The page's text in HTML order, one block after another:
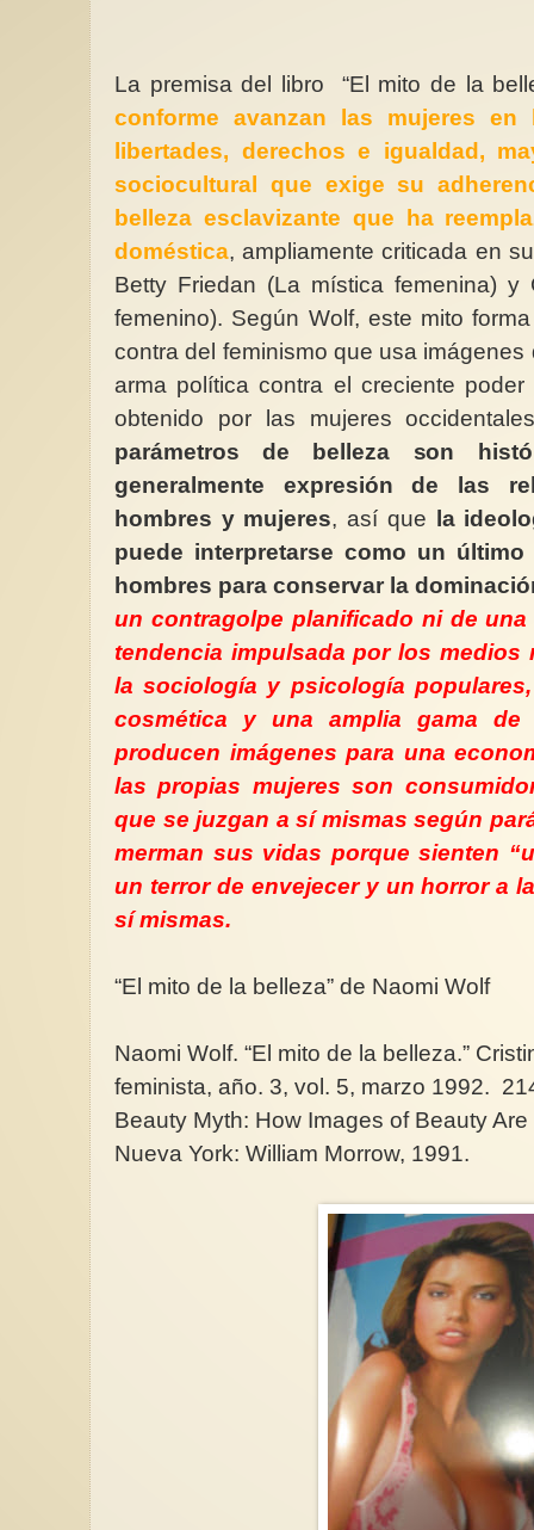
La premisa del libro “El mito de la
conforme avanzan las mujeres
libertades, derechos e igualdad,
sociocultural que exige su
belleza esclavizante que ha
doméstica, ampliamente criticada en
Betty Friedan (La mística femenina) y
femenino). Según Wolf, este mito
contra del feminismo que usa
arma política contra el creciente
obtenido por las mujeres
parámetros de belleza son
generalmente expresión de las
hombres y mujeres, así que la
puede interpretarse como un
hombres para conservar la
un contragolpe planificado ni de
tendencia impulsada por los medios
la sociología y psicología
cosmética y una amplia gama de
producen imágenes para una
las propias mujeres son
que se juzgan a sí mismas según
merman sus vidas porque sienten
un terror de envejecer y un horror a
sí mismas.
“El mito de la belleza” de Naomi Wolf
Naomi Wolf. “El mito de la belleza.”
feminista, año. 3, vol. 5, marzo 1992.
Beauty Myth: How Images of Beauty
Nueva York: William Morrow, 1991.